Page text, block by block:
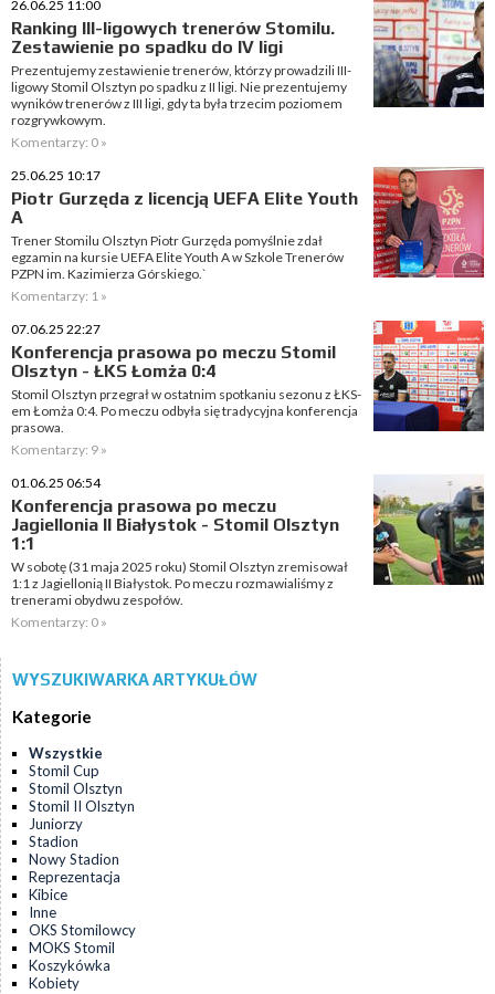
26.06.25 11:00
Ranking III-ligowych trenerów Stomilu.
Zestawienie po spadku do IV ligi
Prezentujemy zestawienie trenerów, którzy prowadzili III-
ligowy Stomil Olsztyn po spadku z II ligi. Nie prezentujemy
wyników trenerów z III ligi, gdy ta była trzecim poziomem
rozgrywkowym.
Komentarzy: 0 »
25.06.25 10:17
Piotr Gurzęda z licencją UEFA Elite Youth
A
Trener Stomilu Olsztyn Piotr Gurzęda pomyślnie zdał
egzamin na kursie UEFA Elite Youth A w Szkole Trenerów
PZPN im. Kazimierza Górskiego.`
Komentarzy: 1 »
07.06.25 22:27
Konferencja prasowa po meczu Stomil
Olsztyn - ŁKS Łomża 0:4
Stomil Olsztyn przegrał w ostatnim spotkaniu sezonu z ŁKS-
em Łomża 0:4. Po meczu odbyła się tradycyjna konferencja
prasowa.
Komentarzy: 9 »
01.06.25 06:54
Konferencja prasowa po meczu
Jagiellonia II Białystok - Stomil Olsztyn
1:1
W sobotę (31 maja 2025 roku) Stomil Olsztyn zremisował
1:1 z Jagiellonią II Białystok. Po meczu rozmawialiśmy z
trenerami obydwu zespołów.
Komentarzy: 0 »
WYSZUKIWARKA ARTYKUŁÓW
Kategorie
Wszystkie
Stomil Cup
Stomil Olsztyn
Stomil II Olsztyn
Juniorzy
Stadion
Nowy Stadion
Reprezentacja
Kibice
Inne
OKS Stomilowcy
MOKS Stomil
Koszykówka
Kobiety